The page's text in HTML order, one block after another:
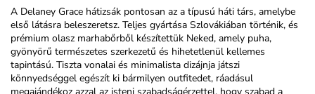
A Delaney Grace hátizsák pontosan az a típusú háti társ, amelybe
első látásra beleszeretsz. Teljes gyártása Szlovákiában történik, és
prémium olasz marhabőrből készítettük Neked, amely puha,
gyönyörű természetes szerkezetű és hihetetlenül kellemes
tapintású. Tiszta vonalai és minimalista dizájnja játszi
könnyedséggel egészít ki bármilyen outfitedet, ráadásul